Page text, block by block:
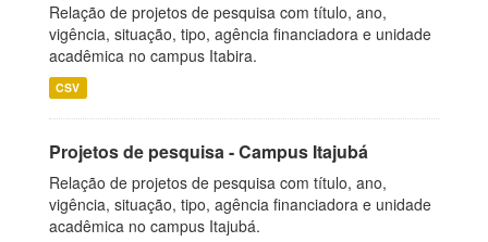
Relação de projetos de pesquisa com título, ano,
vigência, situação, tipo, agência financiadora e unidade
acadêmica no campus Itabira.
CSV
Projetos de pesquisa - Campus Itajubá
Relação de projetos de pesquisa com título, ano,
vigência, situação, tipo, agência financiadora e unidade
acadêmica no campus Itajubá.